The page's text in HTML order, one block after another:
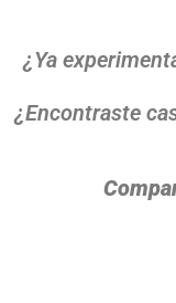
¿Ya
¿Encontraste